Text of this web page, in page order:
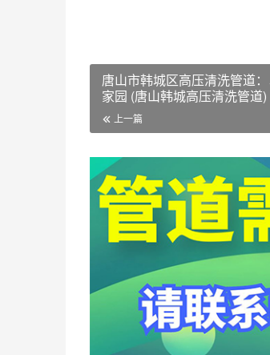
唐山市韩城区高压清洗管道
家园 (唐山韩城高压清洗管道)
上一篇